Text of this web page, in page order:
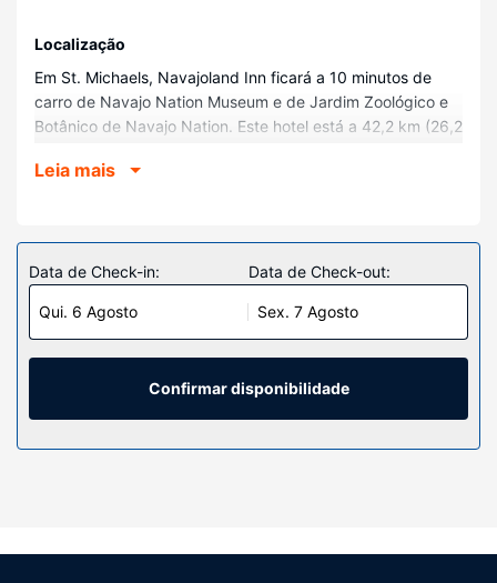
Localização
Em St. Michaels, Navajoland Inn ficará a 10 minutos de
carro de Navajo Nation Museum e de Jardim Zoológico e
Botânico de Navajo Nation. Este hotel está a 42,2 km (26,2
Quartos
LED. O acesso à internet sem fios permite-lhe estar
sempre contactável. Ao final do dia, assista a uma seleção
de canais digitais. As casas de banho estão equipadas
com uma combinação polibã/banheira e secadores de
cabelo. As comodidades incluem ainda telefone, além de
secretárias e de cafeteiras/bules.
Serviço do hotel
incluem Wi-fi grátis e uma máquina de venda automática.
Leia mais
Data de Check-in:
Qui. 6 Agosto
Data de Check-out:
Sex. 7 Agosto
Confirmar disponibilidade